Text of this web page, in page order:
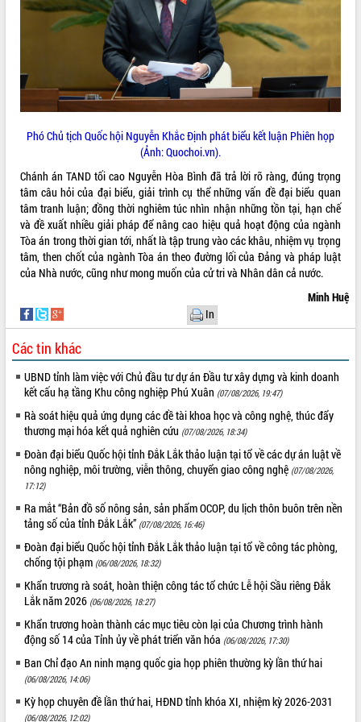
Hòn Yến phát triển du lịch gắn với bảo
Lấy ý kiến điều chỉnh Quy hoạch tỉnh
Đắk Lắk thời kỳ 2021-2030, tầm nhìn
đến năm 2050
Phát động chiến dịch 30 ngày đêm
giải phóng mặt bằng Tuyến đường bộ
Đắk Lắk nỗ lực thúc đẩy tăng trưởng
kinh tế từ 10% trở lên trong Quý
II/2026
Đắk Lắk ký kết thỏa thuận hợp tác về
chuyển đổi số giai đoạn 2026 – 2030
với Tập đoàn Bưu chính Viễn thông
Việt Nam
Thứ trưởng Bộ Y tế làm việc với tỉnh
Đắk Lắk về phát triển nhân lực y tế
Du lịch Đắk Lắk nâng tầm trải nghiệm
liệu và Bản đồ số
Tập huấn ứng dụng trí tuệ nhân tạo (AI)
trong thương mại điện tử năm 2026
Đoàn đại biểu Quốc hội tỉnh Đắk Lắk
trao đổi thông tin trước Kỳ họp thứ
nhất, Quốc hội khóa XVI
Quyết liệt cải cách hành chính, khơi
thông nguồn lực phát triển
Nâng cao hiệu lực, hiệu quả HĐND
tỉnh thông qua hiện đại hóa hành chính
Xã Ea Phê gắn cải cách hành chính với
chuyển đổi số
Phó Chủ tịch Thường trực UBND tỉnh
Hồ Thị Nguyên Thảo làm việc tại Trung
tâm Phục vụ hành chính công xã Ea
Phê
Xây dựng nền hành chính số đồng
hành cùng nông dân dân, doanh nghiệp
Giai đoạn 2026-2030, Đắk Lắk phấn
đấu có 77% xã đạt chuẩn nông thôn
mới
Phó Chủ tịch Quốc hội Nguyễn Khắc Định phát biểu kết luận Phiên họp
(Ảnh: Quochoi.vn).
Chánh án TAND tối cao Nguyễn Hòa Bình đã trả lời rõ ràng, đúng trọng
tâm câu hỏi của đại biểu, giải trình cụ thể những vấn đề đại biểu quan
tâm tranh luận; đồng thời nghiêm túc nhìn nhận những tồn tại, hạn chế
và đề xuất nhiều giải pháp để nâng cao hiệu quả hoạt động của ngành
Tòa án trong thời gian tới, nhất là tập trung vào các khâu, nhiệm vụ trọng
tâm, then chốt của ngành Tòa án theo đường lối của Đảng và pháp luật
của Nhà nước, cũng như mong muốn của cử tri và Nhân dân cả nước.
Minh Huệ
In
Các tin khác
UBND tỉnh làm việc với Chủ đầu tư dự án Đầu tư xây dựng và kinh doanh
kết cấu hạ tầng Khu công nghiệp Phú Xuân (07/08/2026, 19:47)
Rà soát hiệu quả ứng dụng các đề tài khoa học và công nghệ, thúc đẩy
thương mại hóa kết quả nghiên cứu (07/08/2026, 18:34)
Đoàn đại biểu Quốc hội tỉnh Đắk Lắk thảo luận tại tổ về các dự án luật về
nông nghiệp, môi trường, viễn thông, chuyển giao công nghệ (07/08/2026,
17:12)
Ra mắt “Bản đồ số nông sản, sản phẩm OCOP, du lịch thôn buôn trên nền
tảng số của tỉnh Đắk Lắk” (07/08/2026, 16:46)
Đoàn đại biểu Quốc hội tỉnh Đắk Lắk thảo luận tại tổ về công tác phòng,
chống tội phạm (06/08/2026, 18:32)
Khẩn trương rà soát, hoàn thiện công tác tổ chức Lễ hội Sầu riêng Đắk
Lắk năm 2026 (06/08/2026, 18:27)
Khẩn trương hoàn thành các mục tiêu còn lại của Chương trình hành
động số 14 của Tỉnh ủy về phát triển văn hóa (06/08/2026, 17:30)
Ban Chỉ đạo An ninh mạng quốc gia họp phiên thường kỳ lần thứ hai
(06/08/2026, 14:06)
Kỳ họp chuyên đề lần thứ hai, HĐND tỉnh khóa XI, nhiệm kỳ 2026-2031
(06/08/2026, 12:02)